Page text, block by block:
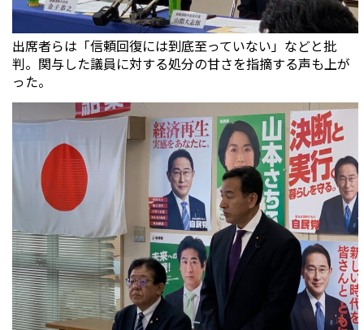
出席者らは「信頼回復には到底至っていない」などと批
判。関与した議員に対する処分の甘さを指摘する声も上が
った。